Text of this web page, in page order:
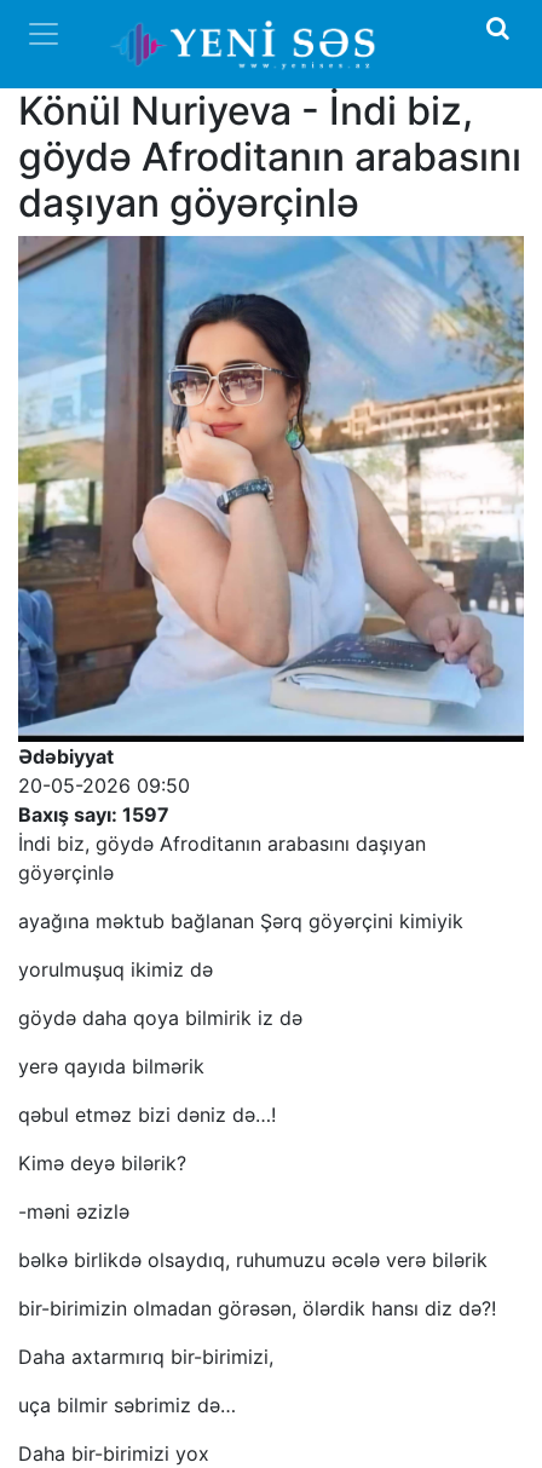
Könül Nuriyeva - İndi biz,
göydə Afroditanın arabasını
daşıyan göyərçinlə
Ədəbiyyat
20-05-2026 09:50
Baxış sayı: 1597
İndi biz, göydə Afroditanın arabasını daşıyan
göyərçinlə
ayağına məktub bağlanan Şərq göyərçini kimiyik
yorulmuşuq ikimiz də
göydə daha qoya bilmirik iz də
yerə qayıda bilmərik
qəbul etməz bizi dəniz də…!
Kimə deyə bilərik?
-məni əzizlə
bəlkə birlikdə olsaydıq, ruhumuzu əcələ verə bilərik
bir-birimizin olmadan görəsən, ölərdik hansı diz də?!
Daha axtarmırıq bir-birimizi,
uça bilmir səbrimiz də…
Daha bir-birimizi yox